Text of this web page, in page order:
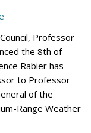
Professor
the 8th of
Rabier has
to Professor
of the
Range Weather